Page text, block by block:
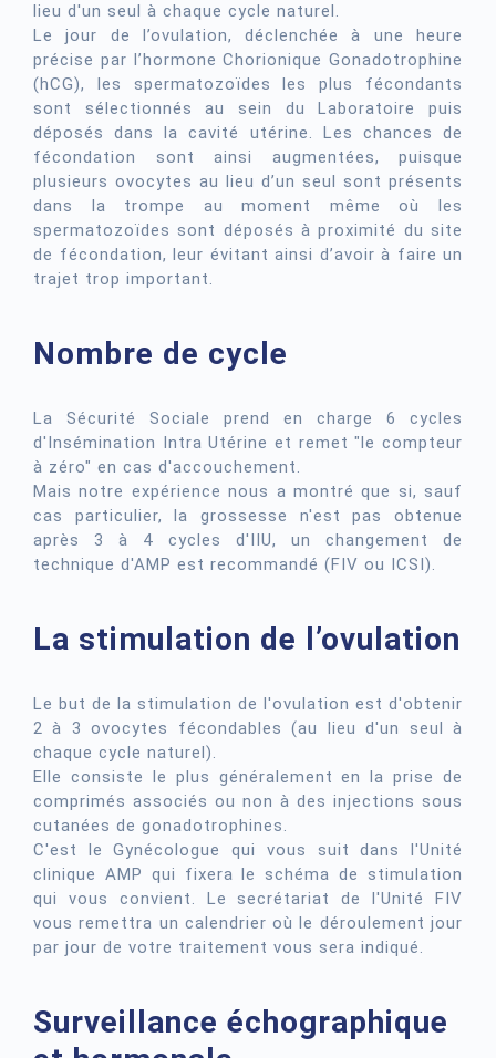
lieu d'un seul à chaque cycle naturel.
Le jour de l’ovulation, déclenchée à une heure
précise par l’hormone Chorionique Gonadotrophine
(hCG), les spermatozoïdes les plus fécondants
sont sélectionnés au sein du Laboratoire puis
déposés dans la cavité utérine. Les chances de
fécondation sont ainsi augmentées, puisque
plusieurs ovocytes au lieu d’un seul sont présents
dans la trompe au moment même où les
spermatozoïdes sont déposés à proximité du site
de fécondation, leur évitant ainsi d’avoir à faire un
trajet trop important.
Nombre de cycle
La Sécurité Sociale prend en charge 6 cycles
d'Insémination Intra Utérine et remet "le compteur
à zéro" en cas d'accouchement.
Mais notre expérience nous a montré que si, sauf
cas particulier, la grossesse n'est pas obtenue
après 3 à 4 cycles d'IIU, un changement de
technique d'AMP est recommandé (FIV ou ICSI).
La stimulation de l’ovulation
Le but de la stimulation de l'ovulation est d'obtenir
2 à 3 ovocytes fécondables (au lieu d'un seul à
chaque cycle naturel).
Elle consiste le plus généralement en la prise de
comprimés associés ou non à des injections sous
cutanées de gonadotrophines.
C'est le Gynécologue qui vous suit dans l'Unité
clinique AMP qui fixera le schéma de stimulation
qui vous convient. Le secrétariat de l'Unité FIV
vous remettra un calendrier où le déroulement jour
par jour de votre traitement vous sera indiqué.
Surveillance échographique